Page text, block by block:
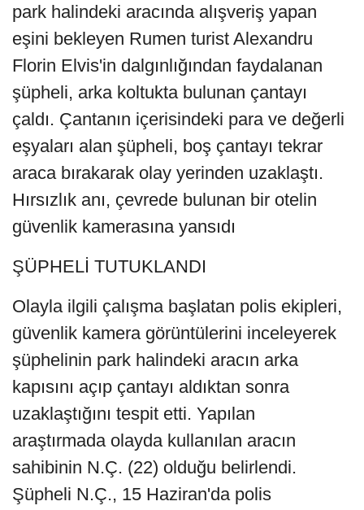
park halindeki aracında alışveriş yapan
eşini bekleyen Rumen turist Alexandru
Florin Elvis'in dalgınlığından faydalanan
şüpheli, arka koltukta bulunan çantayı
çaldı. Çantanın içerisindeki para ve değerli
eşyaları alan şüpheli, boş çantayı tekrar
araca bırakarak olay yerinden uzaklaştı.
Hırsızlık anı, çevrede bulunan bir otelin
güvenlik kamerasına yansıdı
ŞÜPHELİ TUTUKLANDI
Olayla ilgili çalışma başlatan polis ekipleri,
güvenlik kamera görüntülerini inceleyerek
şüphelinin park halindeki aracın arka
kapısını açıp çantayı aldıktan sonra
uzaklaştığını tespit etti. Yapılan
araştırmada olayda kullanılan aracın
sahibinin N.Ç. (22) olduğu belirlendi.
Şüpheli N.Ç., 15 Haziran'da polis